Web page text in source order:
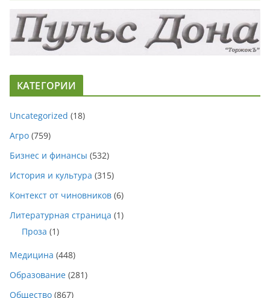
КАТЕГОРИИ
Uncategorized (18)
Агро (759)
Бизнес и финансы (532)
История и культура (315)
Контекст от чиновников (6)
Литературная страница (1)
Проза (1)
Медицина (448)
Образование (281)
Общество (867)